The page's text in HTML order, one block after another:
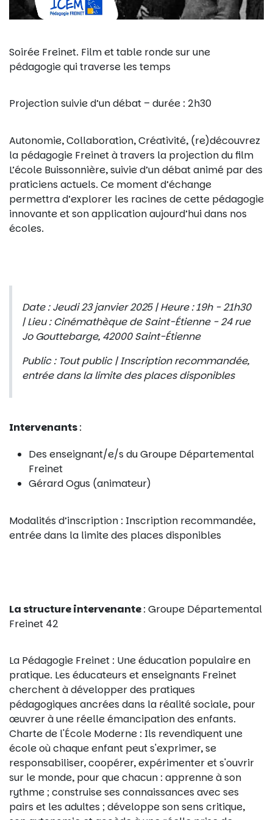
Soirée Freinet. Film et table ronde sur une
pédagogie qui traverse les temps
Projection suivie d’un débat – durée : 2h30
Autonomie, Collaboration, Créativité, (re)découvrez
la pédagogie Freinet à travers la projection du film
L’école Buissonnière, suivie d’un débat animé par des
praticiens actuels. Ce moment d’échange
permettra d’explorer les racines de cette pédagogie
innovante et son application aujourd’hui dans nos
écoles.
Date : Jeudi 23 janvier 2025 | Heure : 19h - 21h30
| Lieu : Cinémathèque de Saint-Étienne - 24 rue
Jo Gouttebarge, 42000 Saint-Étienne
Public : Tout public | Inscription recommandée,
entrée dans la limite des places disponibles
Intervenants:
Des enseignant/e/s du Groupe Départemental
Freinet
Gérard Ogus (animateur)
Modalités d’inscription : Inscription recommandée,
entrée dans la limite des places disponibles
La structure intervenante: Groupe Départemental
Freinet 42
La Pédagogie Freinet : Une éducation populaire en
pratique. Les éducateurs et enseignants Freinet
cherchent à développer des pratiques
pédagogiques ancrées dans la réalité sociale, pour
œuvrer à une réelle émancipation des enfants.
Charte de l'École Moderne : Ils revendiquent une
école où chaque enfant peut s'exprimer, se
responsabiliser, coopérer, expérimenter et s'ouvrir
sur le monde, pour que chacun : apprenne à son
rythme ; construise ses connaissances avec ses
pairs et les adultes ; développe son sens critique,